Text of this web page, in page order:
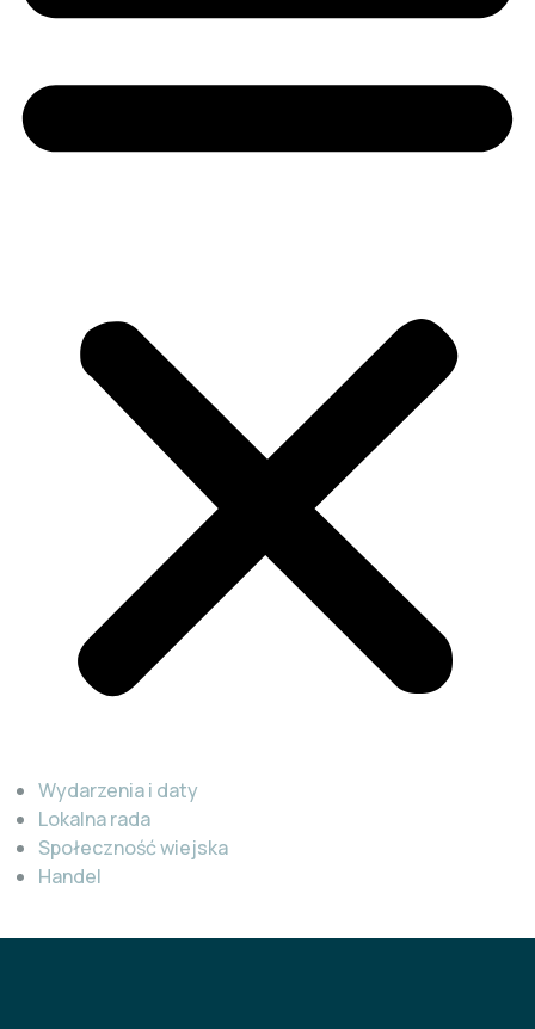
Wydarzenia i daty
Lokalna rada
Społeczność wiejska
Handel